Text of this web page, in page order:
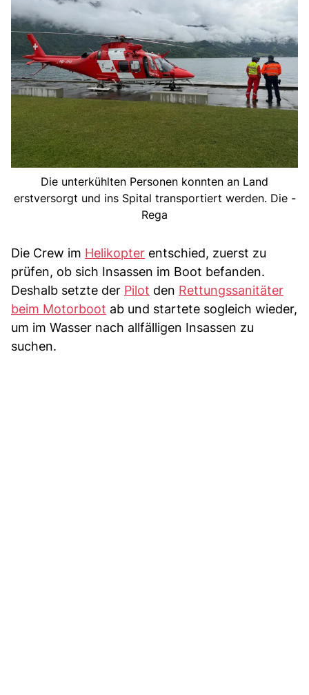
Die unterkühlten Personen konnten an Land
erstversorgt und ins Spital transportiert werden. Die -
Rega
Die Crew im Helikopter entschied, zuerst zu
prüfen, ob sich Insassen im Boot befanden.
Deshalb setzte der Pilot den Rettungssanitäter
beim Motorboot ab und startete sogleich wieder,
um im Wasser nach allfälligen Insassen zu
suchen.